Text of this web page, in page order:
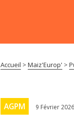
Accueil > Maiz'Europ' >
AGPM 9 Février 2026